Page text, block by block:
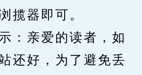
揽器即可。
亲爱的读者，如
还好，为了避免丢